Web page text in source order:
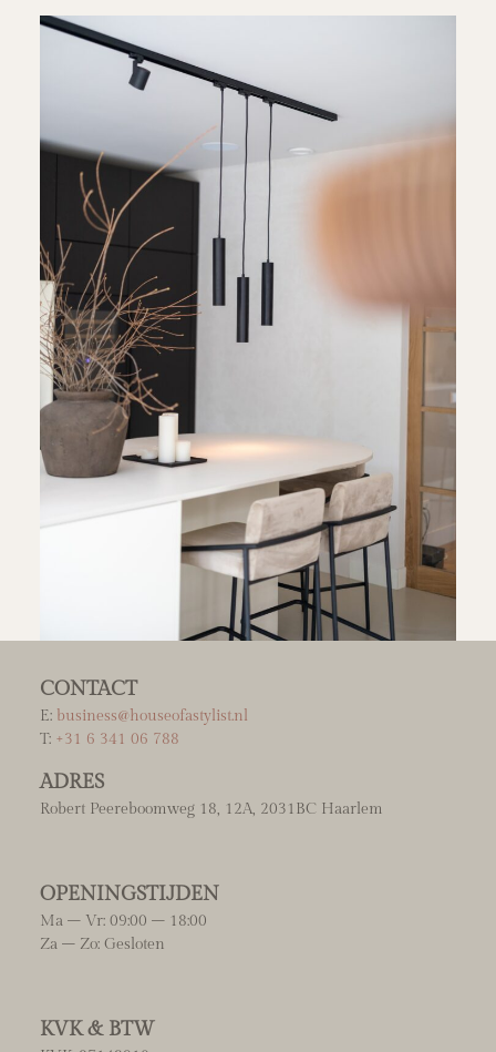
CONTACT
E: business@houseofastylist.nl
T: +31 6 341 06 788
ADRES
Robert Peereboomweg 18, 12A, 2031BC Haarlem
OPENINGSTIJDEN
Ma – Vr: 09:00 – 18:00
Za – Zo: Gesloten
KVK & BTW